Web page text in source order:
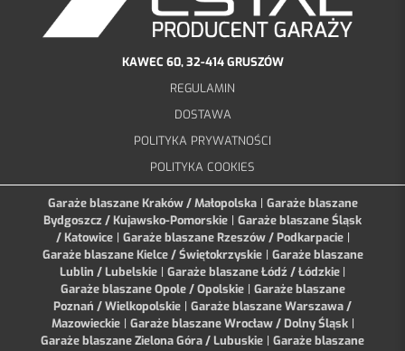
KAWEC 60, 32-414 GRUSZÓW
REGULAMIN
DOSTAWA
POLITYKA PRYWATNOŚCI
POLITYKA COOKIES
Garaże blaszane Kraków / Małopolska| Garaże blaszane
Bydgoszcz / Kujawsko-Pomorskie | Garaże blaszane Śląsk
/ Katowice| Garaże blaszane Rzeszów / Podkarpacie|
Garaże blaszane Kielce / Świętokrzyskie| Garaże blaszane
Lublin / Lubelskie | Garaże blaszane Łódź / Łódzkie |
Garaże blaszane Opole / Opolskie| Garaże blaszane
Poznań / Wielkopolskie | Garaże blaszane Warszawa /
Mazowieckie| Garaże blaszane Wrocław / Dolny Śląsk|
Garaże blaszane Zielona Góra / Lubuskie | Garaże blaszane